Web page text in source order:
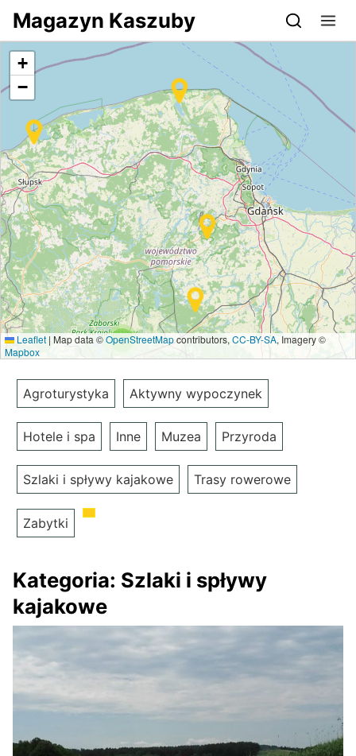
Przejdź do serwisu magazynkaszuby.pl
Magazyn Kaszuby
3
+
−
Leaflet | Map data ©OpenStreetMapcontributors, CC-BY-SA, Imagery ©
Mapbox
Agroturystyka Aktywny wypoczynek
Hotele i spa Inne Muzea Przyroda
Szlaki i spływy kajakowe Trasy rowerowe
Zabytki
Kategoria: Szlaki i spływy
kajakowe